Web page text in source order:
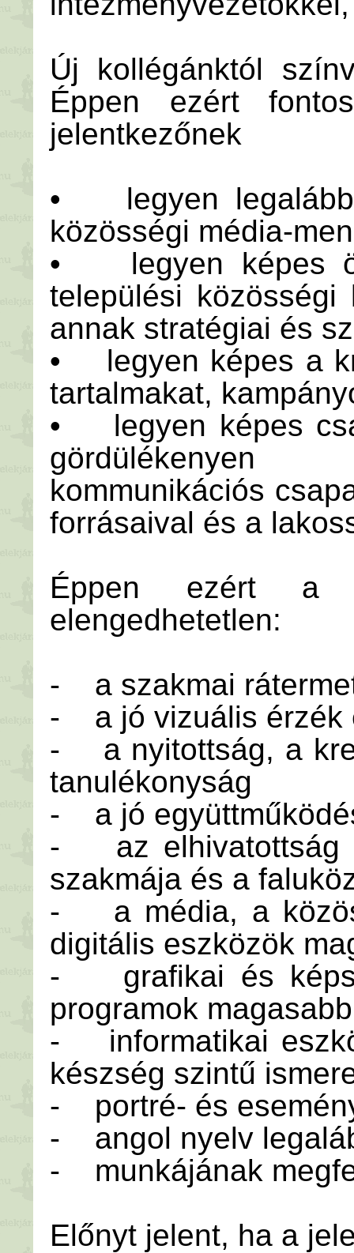
Új kollégánktól
Éppen ezért
jelentkezőnek
• legyen legalább
közösségi média-
• legyen képes
települési közösségi
annak stratégiai és
• legyen képes a
tartalmakat,
• legyen képes
kommunikációs
forrásaival és a
Éppen ezért a
elengedhetetlen:
- a szakmai
- a jó vizuális érzék
- a nyitottság, a
tanulékonyság
- a jó
- az elhivatottság
szakmája és a
- a média, a
digitális eszközök
- grafikai és
programok
- informatikai
készség szintű
- portré- és
- angol nyelv
- munkájának
Előnyt jelent, ha a